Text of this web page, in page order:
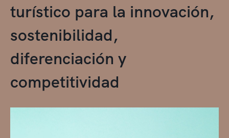
turístico para la innovación,
sostenibilidad,
diferenciación y
competitividad